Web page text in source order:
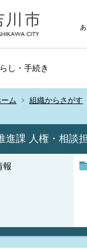
し・手続き
ム 組織からさがす
進課 人権・相談
報